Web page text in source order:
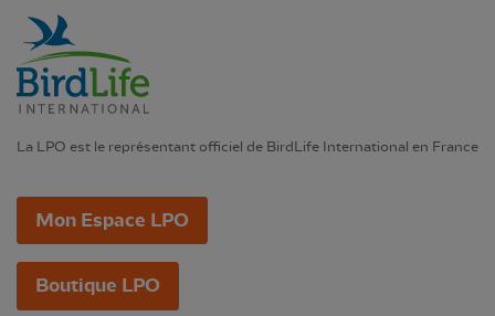
La LPO est le représentant officiel de BirdLife International en France
Mon Espace LPO
Boutique LPO